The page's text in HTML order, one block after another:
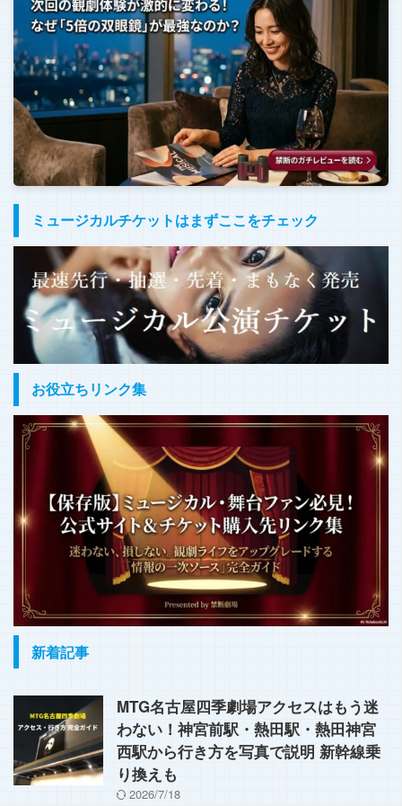
ミュージカルチケットはまずここをチェック
お役立ちリンク集
新着記事
MTG名古屋四季劇場アクセスはもう迷
わない！神宮前駅・熱田駅・熱田神宮
西駅から行き方を写真で説明 新幹線乗
り換えも
2026/7/18